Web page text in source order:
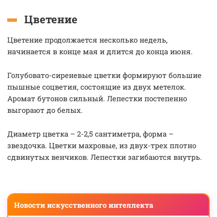
Цветение
Цветение продолжается несколько недель,
начинается в конце мая и длится до конца июня.
Голубовато-сиреневые цветки формируют большие
пышные соцветия, состоящие из двух метелок.
Аромат бутонов сильный. Лепестки постепенно
выгорают до белых.
Диаметр цветка – 2-2,5 сантиметра, форма –
звездочка. Цветки махровые, из двух-трех плотно
сдвинутых венчиков. Лепестки загибаются внутрь.
Новости искусственного интеллекта